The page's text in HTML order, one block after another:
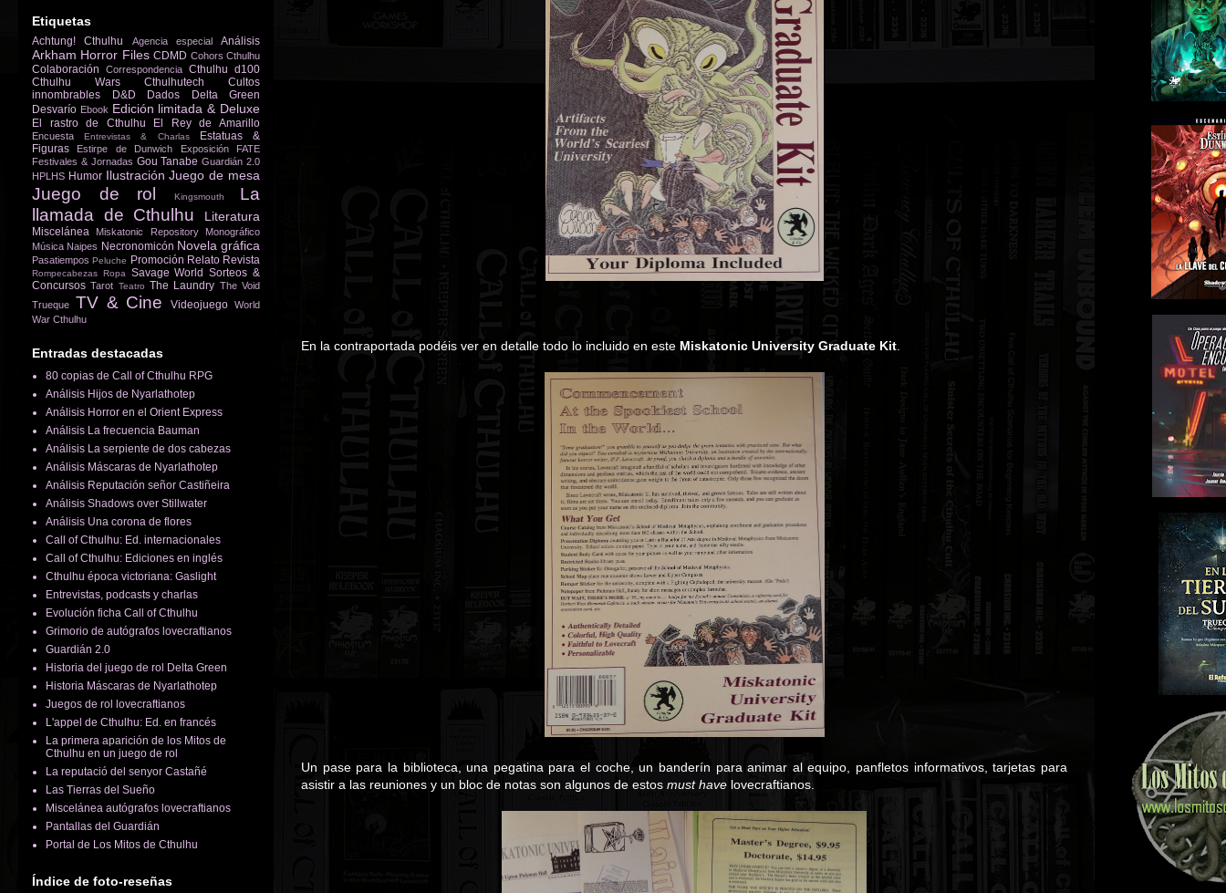
En la contraportada podéis ver en detalle todo lo incluido en este Miskatonic University Graduate Kit
Un pase para la biblioteca, una pegatina para el coche, un banderín para animar al equipo, panfletos informativos, tarjetas para
asistir a las reuniones y un bloc de notas son algunos de estos must have lovecraftianos.
Etiquetas
Achtung! Cthulhu Agencia especial Análisis
Arkham Horror Files CDMD Cohors Cthulhu
Colaboración Correspondencia Cthulhu d100
Cthulhu Wars
Cthulhutech
Cultos
innombrables
D&D Dados
Delta Green
Desvarío Ebook Edición limitada & Deluxe
El rastro de Cthulhu El Rey de Amarillo
Encuesta Entrevistas & Charlas
Estatuas &
Figuras
Estirpe de Dunwich Exposición
FATE
Festivales & Jornadas Gou Tanabe Guardián 2.0
HPLHS Humor Ilustración Juego de mesa
Juego de rol Kingsmouth
La
llamada de Cthulhu
Literatura
Miscelánea Miskatonic Repository
Monográfico
Música Naipes Necronomicón Novela gráfica
Pasatiempos Peluche Promoción Relato Revista
Rompecabezas Ropa Savage World Sorteos &
Concursos Tarot Teatro The Laundry The Void
Trueque TV & Cine Videojuego World
War Cthulhu
Entradas destacadas
80 copias de Call of Cthulhu RPG
Análisis Hijos de Nyarlathotep
Análisis Horror en el Orient Express
Análisis La frecuencia Bauman
Análisis La serpiente de dos cabezas
Análisis Máscaras de Nyarlathotep
Análisis Reputación señor Castiñeira
Análisis Shadows over Stillwater
Análisis Una corona de flores
Call of Cthulhu: Ed. internacionales
Call of Cthulhu: Ediciones en inglés
Cthulhu época victoriana: Gaslight
Entrevistas, podcasts y charlas
Evolución ficha Call of Cthulhu
Grimorio de autógrafos lovecraftianos
Guardián 2.0
Historia del juego de rol Delta Green
Historia Máscaras de Nyarlathotep
Juegos de rol lovecraftianos
L'appel de Cthulhu: Ed. en francés
La primera aparición de los Mitos de
Cthulhu en un juego de rol
La reputació del senyor Castañé
Las Tierras del Sueño
Miscelánea autógrafos lovecraftianos
Pantallas del Guardián
Portal de Los Mitos de Cthulhu
Índice de foto-reseñas